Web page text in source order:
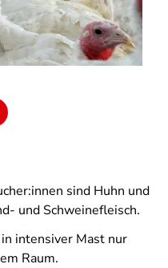
sind Huhn und
und Schweinefleisch.
intensiver Mast nur
Raum.